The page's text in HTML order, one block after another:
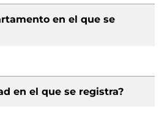
en el que se
en el que se registra?